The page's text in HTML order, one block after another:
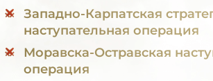
Западно-Карпатская
наступательная операция
Моравска-Остравская
операция